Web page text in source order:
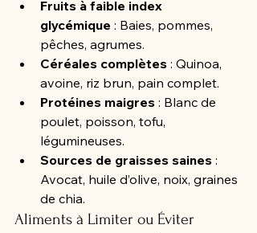
Fruits à faible index
glycémique : Baies, pommes,
pêches, agrumes.
Céréales complètes : Quinoa,
avoine, riz brun, pain complet.
Protéines maigres : Blanc de
poulet, poisson, tofu,
légumineuses.
Sources de graisses saines :
Avocat, huile d’olive, noix, graines
de chia.
Aliments à Limiter ou Éviter